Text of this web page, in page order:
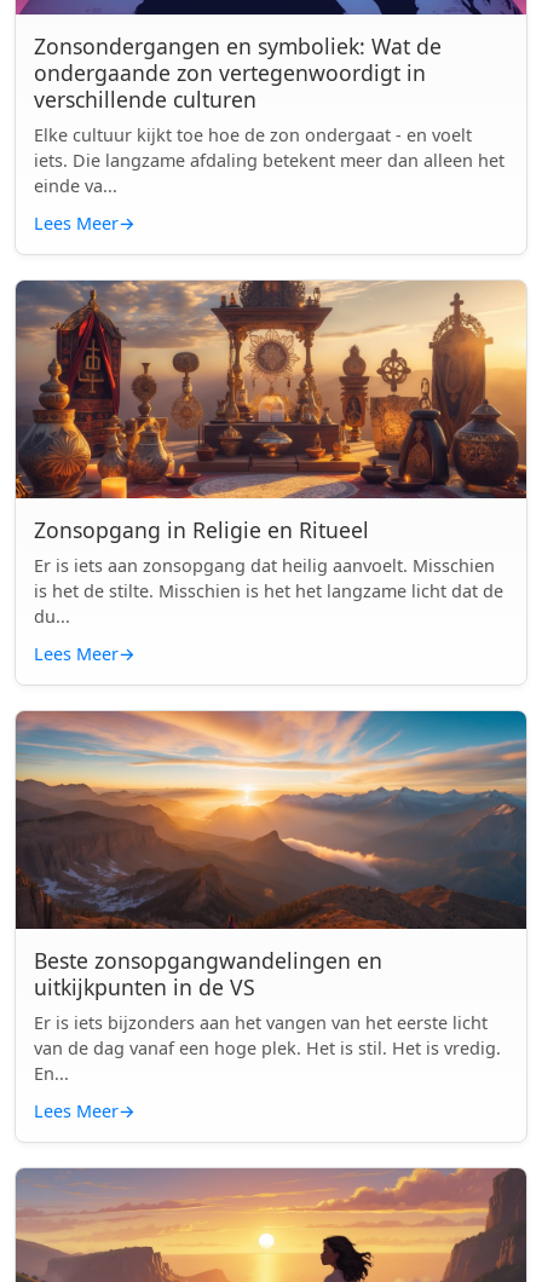
Zonsondergangen en symboliek: Wat de
ondergaande zon vertegenwoordigt in
verschillende culturen
Elke cultuur kijkt toe hoe de zon ondergaat - en voelt
iets. Die langzame afdaling betekent meer dan alleen het
einde va...
Lees Meer→
Zonsopgang in Religie en Ritueel
Er is iets aan zonsopgang dat heilig aanvoelt. Misschien
is het de stilte. Misschien is het het langzame licht dat de
du...
Lees Meer→
Beste zonsopgangwandelingen en
uitkijkpunten in de VS
Er is iets bijzonders aan het vangen van het eerste licht
van de dag vanaf een hoge plek. Het is stil. Het is vredig.
En...
Lees Meer→